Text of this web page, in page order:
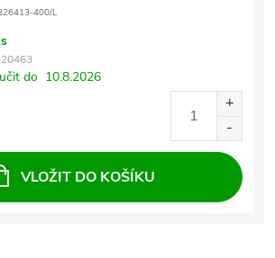
400/L
do 10.8.2026
VLOŽIT DO KOŠÍKU